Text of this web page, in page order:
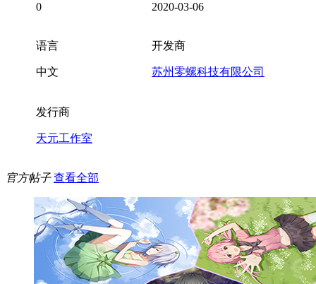
0 2020-03-06
语言
中文
开发商
苏州零螺科技有限公司
发行商
天元工作室
官方帖子 查看全部